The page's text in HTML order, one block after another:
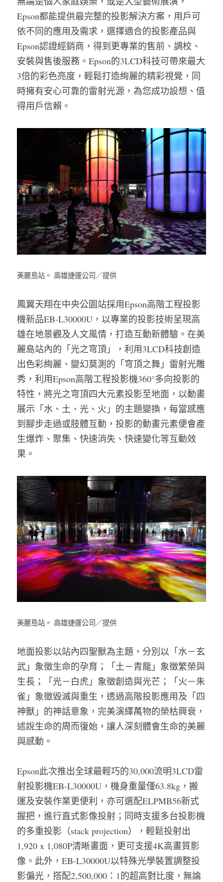
Epson都能提供最完整的投影解決方案，用戶可
依不同的應用及需求，選擇適合的投影產品與
Epson認證經銷商，得到更專業的售前、調校、
安裝與售後服務。Epson的3LCD科技可帶來最大
3倍的彩色亮度，輕鬆打造絢麗的精彩視覺，同
時擁有安心可靠的雷射光源，為您成功設想、值
得用戶信賴。
美麗島站。 高雄捷運公司／提供
鳳翼天翔在中央公園站採用Epson高階工程投影
機新品EB-L30000U，以專業的投影技術呈現高
雄在地景觀及人文風情，打造互動新體驗。在美
麗島站內的「光之穹頂」，利用3LCD科技創造
出色彩絢麗、變幻莫測的「穹頂之舞」雷射光雕
秀，利用Epson高階工程投影機360°多向投影的
特性，將光之穹頂四大元素投影至地面，以動畫
展示「水、土、光、火」的主題變換，每當感應
到腳步走過或肢體互動，投影的動畫元素便會產
生爆炸、聚集、快速消失、快速變化等互動效
果。
美麗島站。 高雄捷運公司／提供
地面投影以站內四聖獸為主題，分別以「水－玄
武」象徵生命的孕育；「土－青龍」象徵繁榮與
生長；「光－白虎」象徵創造與光芒；「火－朱
雀」象徵毀滅與重生，透過高階投影應用及「四
神獸」的神話意象，完美演繹萬物的榮枯興衰，
述說生命的周而復始，讓人深刻體會生命的美麗
與感動。
Epson此次推出全球最輕巧的30,000流明3LCD雷
射投影機EB-L30000U，機身重量僅63.8kg，搬
運及安裝作業更便利，亦可選配ELPMB56新式
握把，進行直式影像投射；同時支援多台投影機
的多重投影（stack projection），輕鬆投射出
1,920 x 1,080P清晰畫面，更可支援4K高畫質影
像。此外，EB-L30000U以特殊光學裝置調整投
影偏光，搭配2,500,000：1的超高對比度，無論